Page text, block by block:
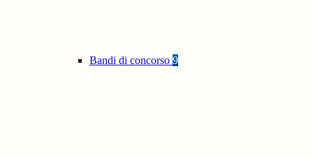
Bandi di concorso 9